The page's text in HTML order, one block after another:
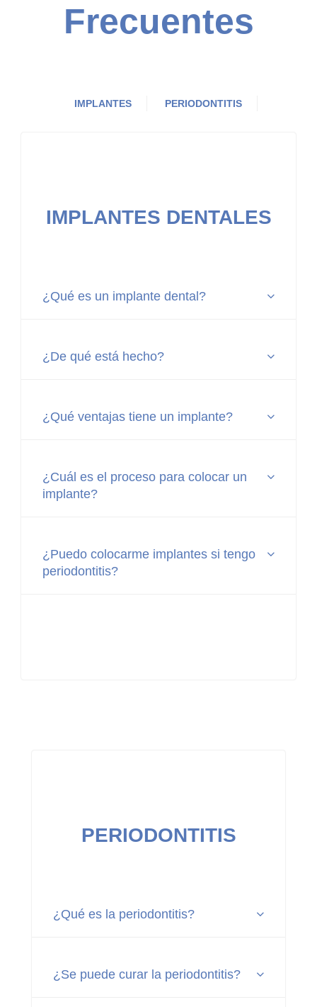
Frecuentes
IMPLANTES PERIODONTITIS
IMPLANTES DENTALES
¿Qué es un implante dental?
¿De qué está hecho?
¿Qué ventajas tiene un implante?
¿Cuál es el proceso para colocar un
implante?
¿Puedo colocarme implantes si tengo
periodontitis?
PERIODONTITIS
¿Qué es la periodontitis?
¿Se puede curar la periodontitis?